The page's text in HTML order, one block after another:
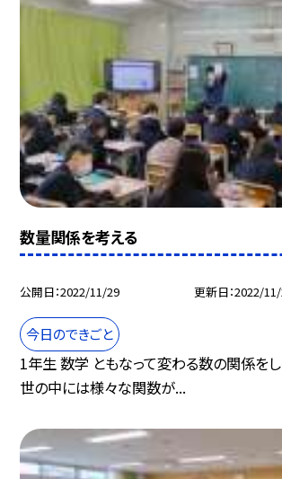
数量関係を考える
公開日 2022/11/29 更新日 2022/
今日のできごと
1年生 数学 ともなって変わる数の関係をし
世の中には様々な関数が...